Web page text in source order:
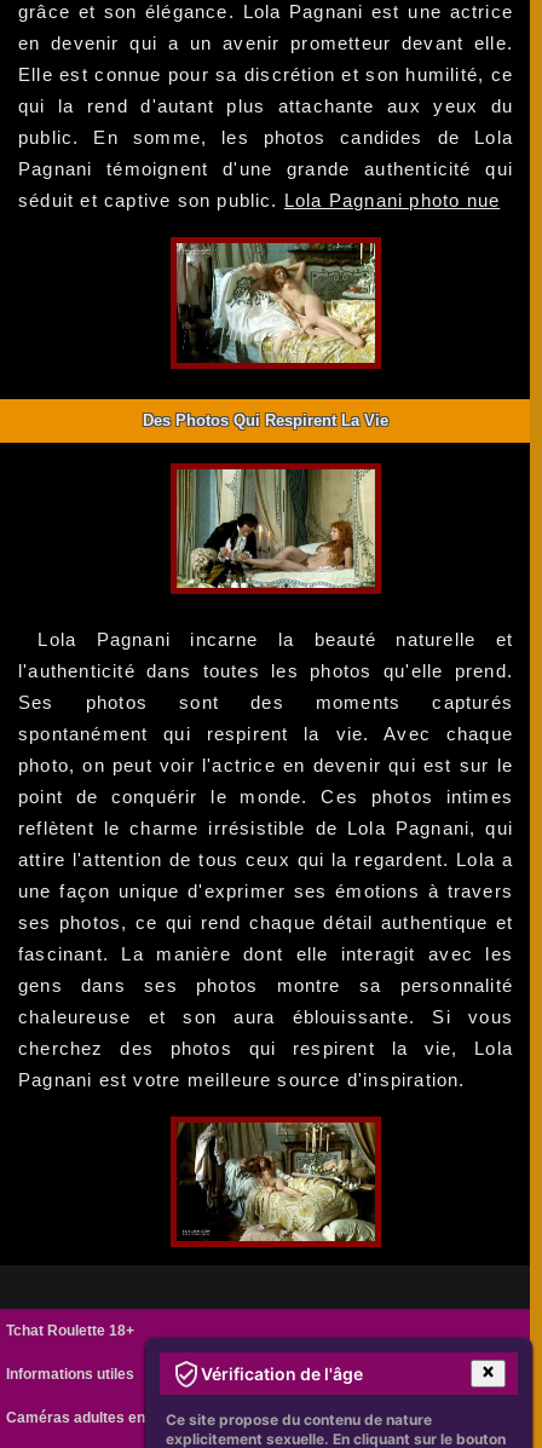
grâce et son élégance. Lola Pagnani est une actrice
en devenir qui a un avenir prometteur devant elle.
Elle est connue pour sa discrétion et son humilité, ce
qui la rend d'autant plus attachante aux yeux du
public. En somme, les photos candides de Lola
Pagnani témoignent d'une grande authenticité qui
séduit et captive son public. Lola Pagnani photo nue
Des Photos Qui Respirent La Vie
Lola Pagnani incarne la beauté naturelle et
l'authenticité dans toutes les photos qu'elle prend.
Ses photos sont des moments capturés
spontanément qui respirent la vie. Avec chaque
photo, on peut voir l'actrice en devenir qui est sur le
point de conquérir le monde. Ces photos intimes
reflètent le charme irrésistible de Lola Pagnani, qui
attire l'attention de tous ceux qui la regardent. Lola a
une façon unique d'exprimer ses émotions à travers
ses photos, ce qui rend chaque détail authentique et
fascinant. La manière dont elle interagit avec les
gens dans ses photos montre sa personnalité
chaleureuse et son aura éblouissante. Si vous
cherchez des photos qui respirent la vie, Lola
Pagnani est votre meilleure source d'inspiration.
Tchat Roulette 18+
Informations utiles
Caméras adultes en ligne
Vérification de l'âge
Ce site propose du contenu de nature
explicitement sexuelle. En cliquant sur le bouton